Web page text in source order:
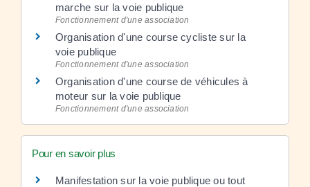
marche sur la voie publique
Fonctionnement d'une association
Organisation d'une course cycliste sur la
voie publique
Fonctionnement d'une association
Organisation d'une course de véhicules à
moteur sur la voie publique
Fonctionnement d'une association
Pour en savoir plus
Manifestation sur la voie publique ou tout